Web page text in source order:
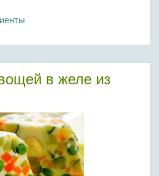
в желе из